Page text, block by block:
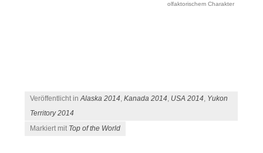
olfaktorischem Charakter
Veröffentlicht inAlaska 2014 ,Kanada 2014 USA 2014 Yukon
Territory 2014
Markiert mit Top of the World